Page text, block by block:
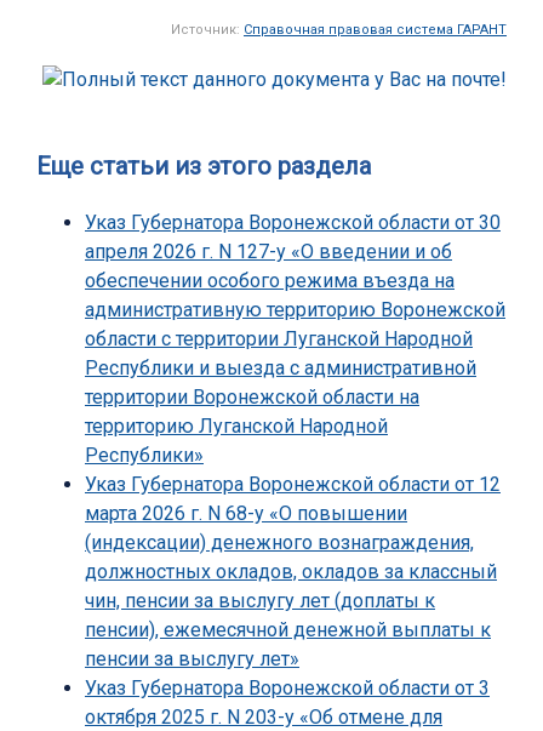
Источник: Справочная правовая система ГАРАНТ
Еще статьи из этого раздела
Указ Губернатора Воронежской области от 30
апреля 2026 г. N 127-у «О введении и об
обеспечении особого режима въезда на
административную территорию Воронежской
области с территории Луганской Народной
Республики и выезда с административной
территории Воронежской области на
территорию Луганской Народной
Республики»
Указ Губернатора Воронежской области от 12
марта 2026 г. N 68-у «О повышении
(индексации) денежного вознаграждения,
должностных окладов, окладов за классный
чин, пенсии за выслугу лет (доплаты к
пенсии), ежемесячной денежной выплаты к
пенсии за выслугу лет»
Указ Губернатора Воронежской области от 3
октября 2025 г. N 203-у «Об отмене для